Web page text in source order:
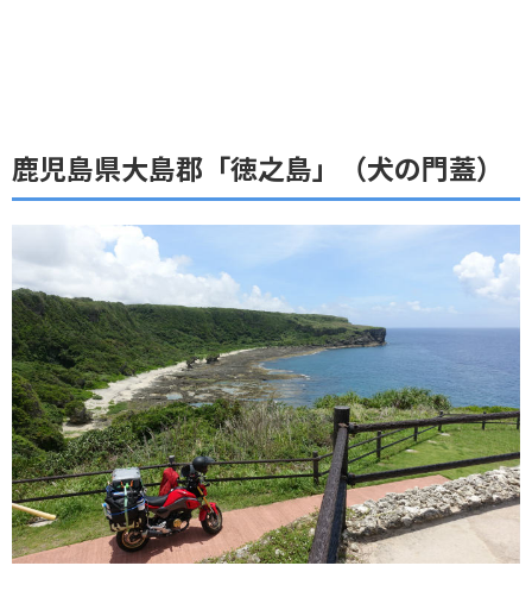
鹿児島県大島郡「徳之島」（犬の門蓋）